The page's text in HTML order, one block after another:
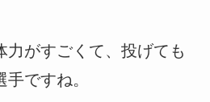
力がすごくて、投げても
ですね。